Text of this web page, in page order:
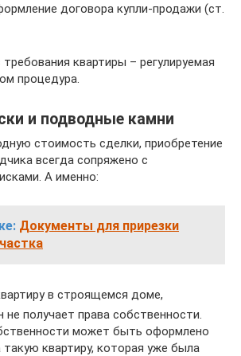
договора купли-продажи (ст.
квартиры – регулируемая
процедура.
и подводные камни
стоимость сделки, приобретение
всегда сопряжено с
А именно:
Документы для прирезки
в строящемся доме,
не получает права собственности.
может быть оформлено
такую квартиру, которая уже была